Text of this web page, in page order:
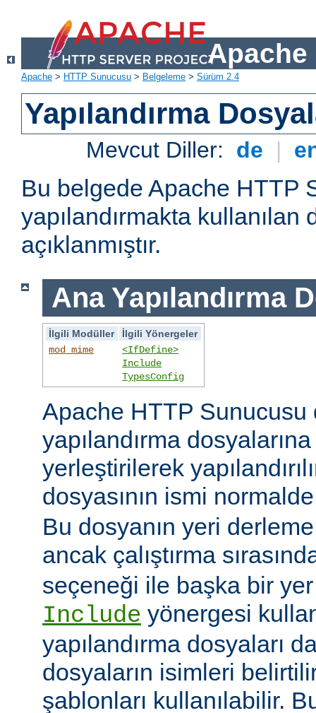
Apache
Apache > HTTP Sunucusu > Belgeleme > Sürüm 2.4
Yapılandırma
Mevcut Diller: de |
Bu belgede Apache HTTP
yapılandırmakta kullanılan
açıklanmıştır.
Ana Yapılandırma
İlgili Modüller
İlgili Yönergeler
mod_mime
<IfDefine>
Include
TypesConfig
Apache HTTP Sunucusu
yapılandırma
yerleştirilerek
dosyasının ismi
Bu dosyanın yeri
ancak çalıştırma
seçeneği ile başka bir
Include yönergesi
yapılandırma dosyaları
dosyaların isimleri
şablonları kullanılabilir.